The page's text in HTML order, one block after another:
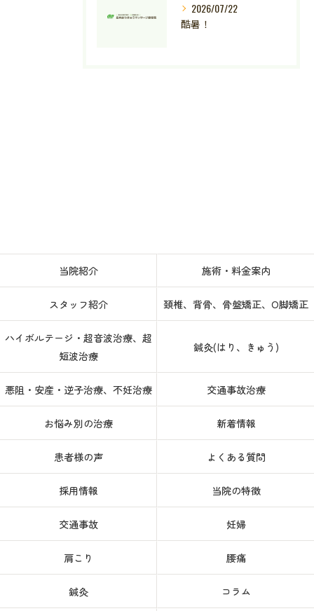
2026/07/22
酷暑！
当院紹介 施術・料金案内
スタッフ紹介 頚椎、背骨、骨盤矯正、O脚矯正
ハイボルテージ・超音波治療、超
短波治療
鍼灸(はり、きゅう)
悪阻・安産・逆子治療、不妊治療 交通事故治療
お悩み別の治療 新着情報
患者様の声 よくある質問
採用情報 当院の特徴
交通事故 妊婦
肩こり 腰痛
鍼灸 コラム